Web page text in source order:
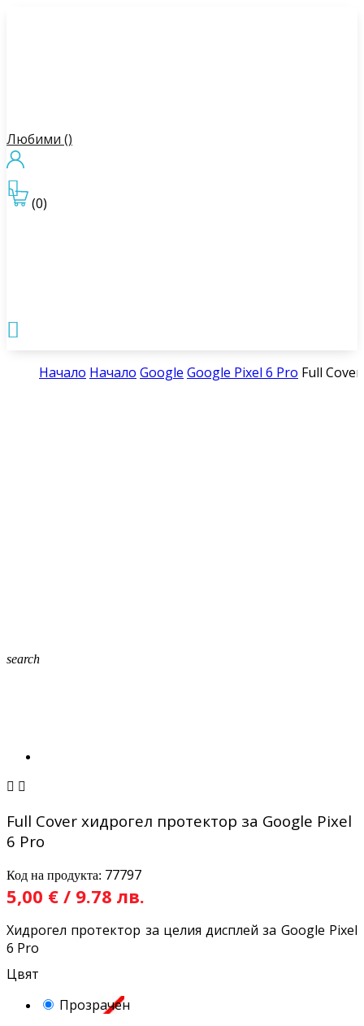
Любими ()
(0)


Начало Начало Google Google Pixel 6 Pro Full
search
 
Full Cover хидрогел протектор за Google Pixel
6 Pro
Код на продукта: 77797
5,00 € / 9.78 лв.
Хидрогел протектор за целия дисплей за Google Pixel
6 Pro
Цвят
Прозрачен